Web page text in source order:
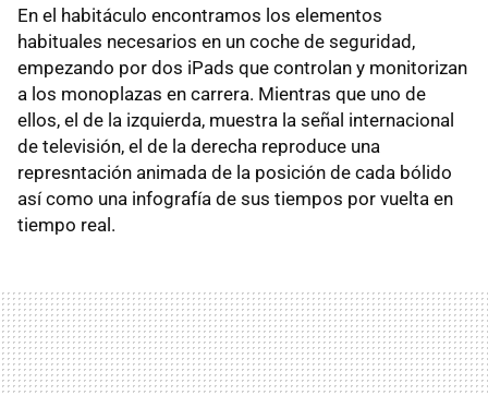
En el habitáculo encontramos los elementos
habituales necesarios en un coche de seguridad,
empezando por dos iPads que controlan y monitorizan
a los monoplazas en carrera. Mientras que uno de
ellos, el de la izquierda, muestra la señal internacional
de televisión, el de la derecha reproduce una
represntación animada de la posición de cada bólido
así como una infografía de sus tiempos por vuelta en
tiempo real.